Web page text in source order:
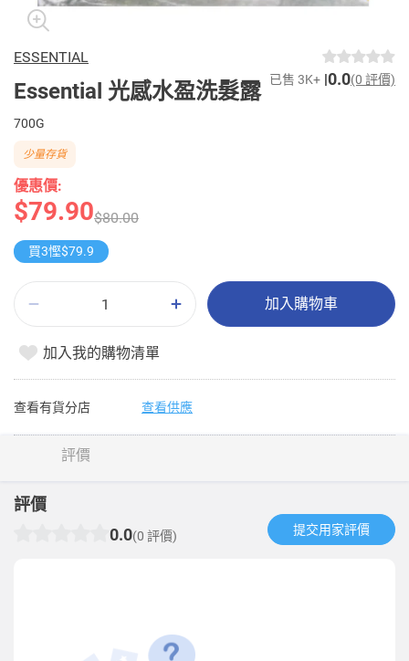
ESSENTIAL
Essential 光感水盈洗髮露 已售 3K+ 0.0(0 評價)
700G
優惠價:
$79.90$80.00
少量存貨
買3慳$79.9
加入購物車
加入我的購物清單
查看有貨分店 查看供應
評價
評價
0.0(0 評價) 提交用家評價​